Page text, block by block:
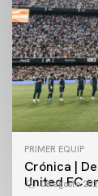
PRIMER EQUIP
Crónica |
United FC
08 agosto